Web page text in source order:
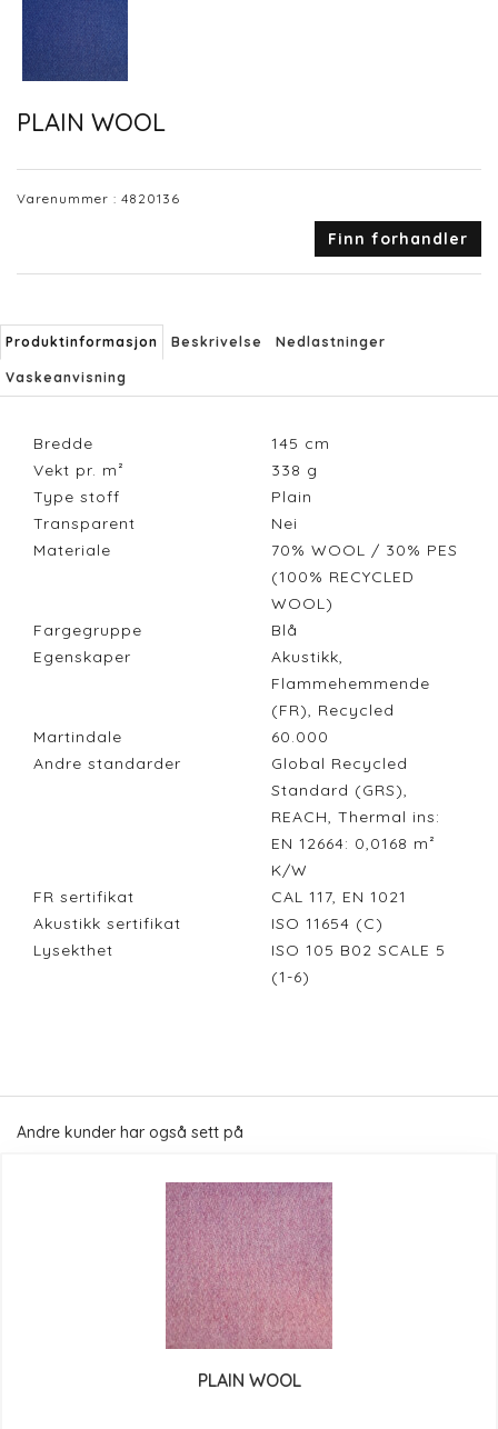
PLAIN WOOL
Varenummer : 4820136
Finn forhandler
Produktinformasjon Beskrivelse Nedlastninger
Vaskeanvisning
Bredde 145 cm
Vekt pr. m²
338 g
Type stoff
Plain
Transparent
Nei
Materiale
70% WOOL / 30% PES
(100% RECYCLED
WOOL)
Fargegruppe
Blå
Egenskaper
Akustikk,
Flammehemmende
(FR), Recycled
Martindale
60.000
Andre standarder
Global Recycled
Standard (GRS),
REACH, Thermal ins:
EN 12664: 0,0168 m²
K/W
FR sertifikat
CAL 117, EN 1021
Akustikk sertifikat
ISO 11654 (C)
Lysekthet
ISO 105 B02 SCALE 5
(1-6)
Andre kunder har også sett på
PLAIN WOOL